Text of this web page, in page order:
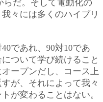
らだ。そして電動化の
々には多くのハイブリ
であれ、90対10であ
ついて学び続けること
ープンだし、コース上
が、それによって我々
が変わることはない。